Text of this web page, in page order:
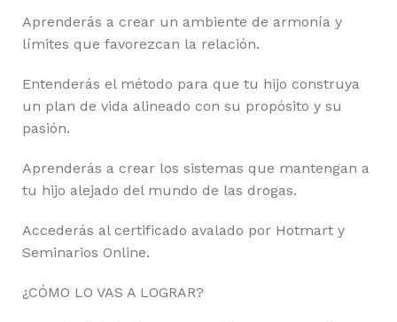
Aprenderás a crear un ambiente de armonía y
límites que favorezcan la relación.
Entenderás el método para que tu hijo construya
un plan de vida alineado con su propósito y su
pasión.
Aprenderás a crear los sistemas que mantengan a
tu hijo alejado del mundo de las drogas.
Accederás al certificado avalado por Hotmart y
Seminarios Online.
¿CÓMO LO VAS A LOGRAR?